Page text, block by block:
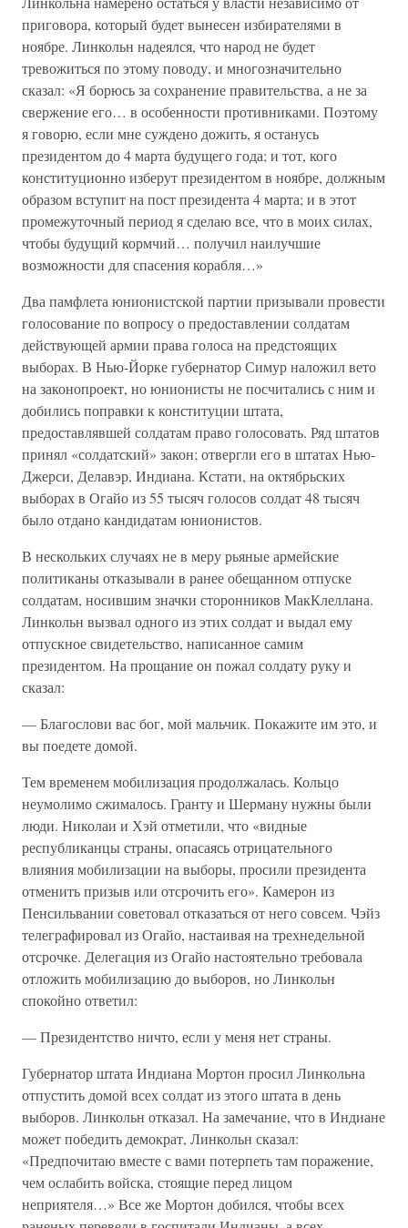
приговора, который будет вынесен избирателями в
ноябре. Линкольн надеялся, что народ не будет
тревожиться по этому поводу, и многозначительно
сказал: «Я борюсь за сохранение правительства, а не за
свержение его… в особенности противниками. Поэтому
я говорю, если мне суждено дожить, я останусь
президентом до 4 марта будущего года; и тот, кого
конституционно изберут президентом в ноябре, должным
образом вступит на пост президента 4 марта; и в этот
промежуточный период я сделаю все, что в моих силах,
чтобы будущий кормчий… получил наилучшие
возможности для спасения корабля…»
Два памфлета юнионистской партии призывали провести
голосование по вопросу о предоставлении солдатам
действующей армии права голоса на предстоящих
выборах. В Нью-Йорке губернатор Симур наложил вето
на законопроект, но юнионисты не посчитались с ним и
добились поправки к конституции штата,
предоставлявшей солдатам право голосовать. Ряд штатов
принял «солдатский» закон; отвергли его в штатах Нью-
Джерси, Делавэр, Индиана. Кстати, на октябрьских
выборах в Огайо из 55 тысяч голосов солдат 48 тысяч
было отдано кандидатам юнионистов.
В нескольких случаях не в меру рьяные армейские
политиканы отказывали в ранее обещанном отпуске
солдатам, носившим значки сторонников МакКлеллана.
Линкольн вызвал одного из этих солдат и выдал ему
отпускное свидетельство, написанное самим
президентом. На прощание он пожал солдату руку и
сказал:
— Благослови вас бог, мой мальчик. Покажите им это, и
вы поедете домой.
Тем временем мобилизация продолжалась. Кольцо
неумолимо сжималось. Гранту и Шерману нужны были
люди. Николаи и Хэй отметили, что «видные
республиканцы страны, опасаясь отрицательного
влияния мобилизации на выборы, просили президента
отменить призыв или отсрочить его». Камерон из
Пенсильвании советовал отказаться от него совсем. Чэйз
телеграфировал из Огайо, настаивая на трехнедельной
отсрочке. Делегация из Огайо настоятельно требовала
отложить мобилизацию до выборов, но Линкольн
спокойно ответил:
— Президентство ничто, если у меня нет страны.
Губернатор штата Индиана Мортон просил Линкольна
отпустить домой всех солдат из этого штата в день
выборов. Линкольн отказал. На замечание, что в Индиане
может победить демократ, Линкольн сказал:
«Предпочитаю вместе с вами потерпеть там поражение,
чем ослабить войска, стоящие перед лицом
неприятеля…» Все же Мортон добился, чтобы всех